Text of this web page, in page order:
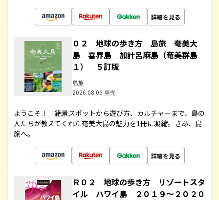
詳細を見る
０２ 地球の歩き方 島旅 奄美大
島 喜界島 加計呂麻島（奄美群島
１） ５訂版
島旅
2026.08.06 発売
ようこそ！ 絶景スポットから遊び方、カルチャーまで、島の
人たちが教えてくれた奄美大島の魅力を1冊に凝縮。さあ、島
旅へ。
詳細を見る
Ｒ０２ 地球の歩き方 リゾートスタ
イル ハワイ島 ２０１９～２０２０